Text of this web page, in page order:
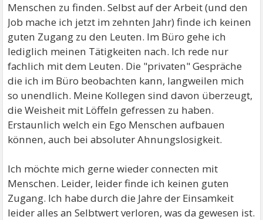
Menschen zu finden. Selbst auf der Arbeit (und den
Job mache ich jetzt im zehnten Jahr) finde ich keinen
guten Zugang zu den Leuten. Im Büro gehe ich
lediglich meinen Tätigkeiten nach. Ich rede nur
fachlich mit dem Leuten. Die "privaten" Gespräche
die ich im Büro beobachten kann, langweilen mich
so unendlich. Meine Kollegen sind davon überzeugt,
die Weisheit mit Löffeln gefressen zu haben.
Erstaunlich welch ein Ego Menschen aufbauen
können, auch bei absoluter Ahnungslosigkeit.
Ich möchte mich gerne wieder connecten mit
Menschen. Leider, leider finde ich keinen guten
Zugang. Ich habe durch die Jahre der Einsamkeit
leider alles an Selbtwert verloren, was da gewesen ist.